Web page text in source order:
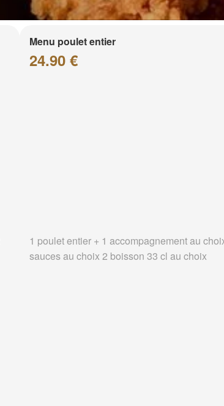
Menu poulet entier
24.90 €
1 poulet entier + 1 accompagnement au
sauces au choix 2 boisson 33 cl au choix